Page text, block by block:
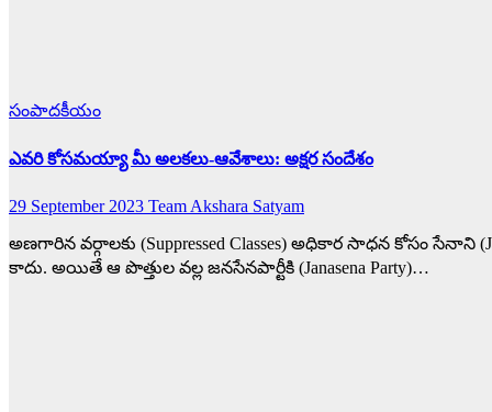
సంపాదకీయం
ఎవరి కోసమయ్యా మీ అలకలు-ఆవేశాలు: అక్షర సందేశం
29 September 2023 Team Akshara Satyam
అణగారిన వర్గాలకు (Suppressed Classes) అధికార సాధన కోసం సేనాని
కాదు. అయితే ఆ పొత్తుల వల్ల జనసేనపార్టీకి (Janasena Party)…